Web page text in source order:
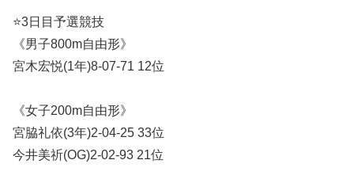
⭐️3日目予選競技
《男子800m自由形》
宮木宏悦(1年)8-07-71 12位
《女子200m自由形》
宮脇礼依(3年)2-04-25 33位
今井美祈(OG)2-02-93 21位